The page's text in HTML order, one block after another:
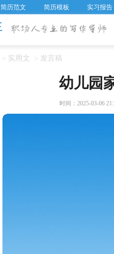
简历范文 简历模板 实习报告
> 实用文 > 发言稿
幼儿园
时间：2025-03-06